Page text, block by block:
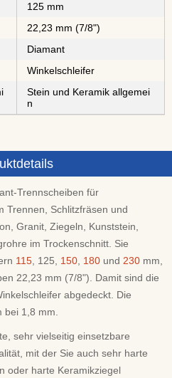
125 mm
22,23 mm (7/8")
⁠⁠⁠⁠⁠⁠⁠⁠⁠⁠Diamant
Winkelschleifer
Stein und Keramik allgemei
n
Trennscheiben für
Trennen, Schlitzfräsen und
Granit, Ziegeln, Kunststein,
im Trockenschnitt. Sie
115 , 125, 150 180 und 230 mm,
22,23 mm (7/8"). Damit sind die
abgedeckt. Die
1,8 mm.
sehr vielseitig einsetzbare
mit der Sie auch sehr harte
oder harte Keramikziegel